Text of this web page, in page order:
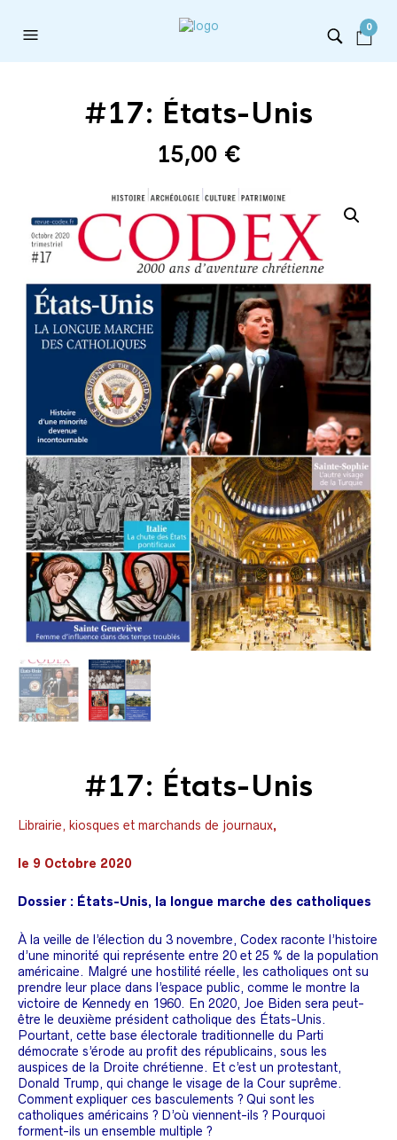
0
#17: États-Unis
15,00 €
#17: États-Unis
Librairie, kiosques et marchands de journaux,
le 9 Octobre 2020
Dossier : États-Unis, la longue marche des catholiques
À la veille de l’élection du 3 novembre, Codex raconte l’histoire
d’une minorité qui représente entre 20 et 25 % de la population
américaine. Malgré une hostilité réelle, les catholiques ont su
prendre leur place dans l’espace public, comme le montre la
victoire de Kennedy en 1960. En 2020, Joe Biden sera peut-
être le deuxième président catholique des États-Unis.
Pourtant, cette base électorale traditionnelle du Parti
démocrate s’érode au profit des républicains, sous les
auspices de la Droite chrétienne. Et c’est un protestant,
Donald Trump, qui change le visage de la Cour suprême.
Comment expliquer ces basculements ? Qui sont les
catholiques américains ? D’où viennent-ils ? Pourquoi
forment-ils un ensemble multiple ?